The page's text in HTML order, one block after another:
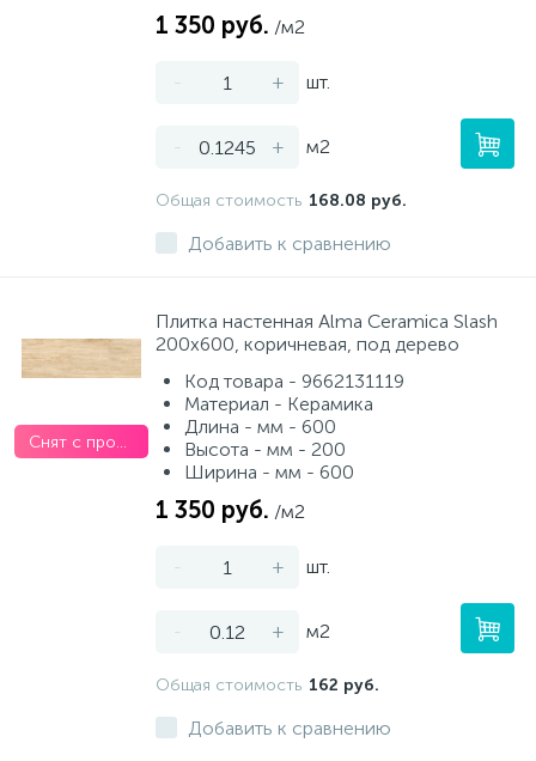
1 350 руб. /м2
- + шт.
- + м2
Общая стоимость 168.08 руб.
Добавить к сравнению
Снят с производства
Плитка настенная Alma Ceramica Slash
200x600, коричневая, под дерево
Код товара - 9662131119
Материал - Керамика
Длина - мм - 600
Высота - мм - 200
Ширина - мм - 600
1 350 руб. /м2
- + шт.
- + м2
Общая стоимость 162 руб.
Добавить к сравнению